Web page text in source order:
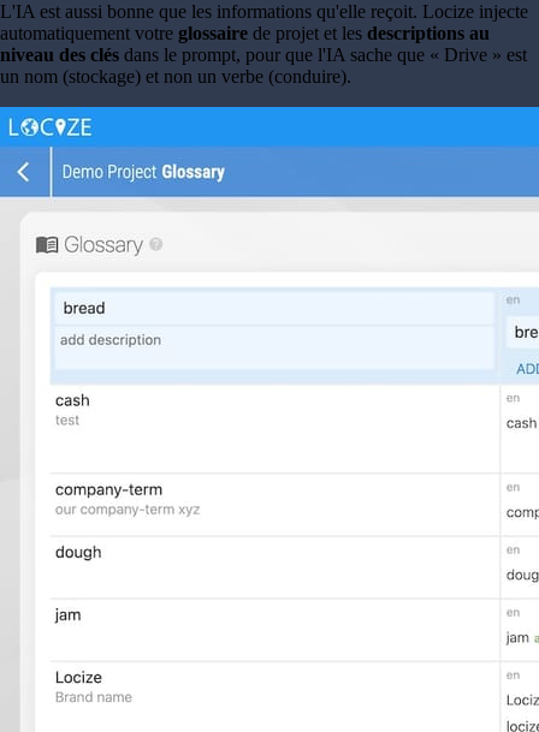
L'IA est aussi bonne que les informations qu'elle reçoit. Locize injecte
automatiquement votre glossaire de projet et les descriptions au
niveau des clés dans le prompt, pour que l'IA sache que « Drive » est
un nom (stockage) et non un verbe (conduire).